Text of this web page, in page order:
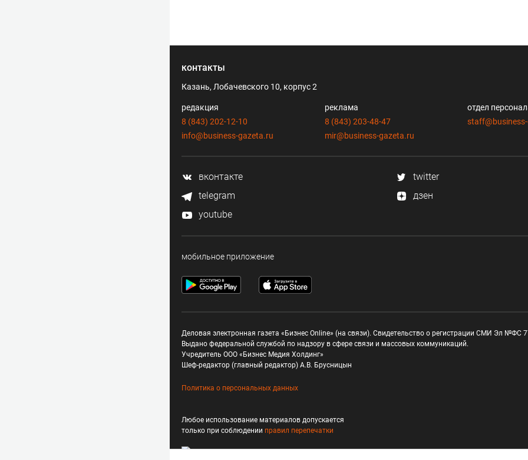
контакты
Казань, Лобачевского 10, корпус 2
редакция
8 (843) 202-12-10
info@business-gazeta.ru
реклама
8 (843) 203-48-47
mir@business-gazeta.ru
отдел
вконтакте
twitter
telegram
дзен
youtube
мобильное приложение
Деловая электронная газета «Бизнес Online» (на связи). Свидетельство о регистрации СМИ Эл №ФС
Выдано федеральной службой по надзору в сфере связи и массовых коммуникаций.
Учредитель ООО «Бизнес Медия Холдинг»
Шеф-редактор (главный редактор) А.В. Брусницын
Политика о персональных данных
Любое использование материалов допускается
только при соблюдении правил перепечатки